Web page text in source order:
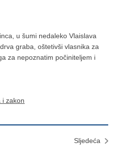
u šumi nedaleko Vlaislava
graba, oštetivši vlasnika za
za nepoznatim počiniteljem i
i zakon
Sljedeća